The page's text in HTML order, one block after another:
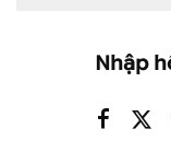
Nhập